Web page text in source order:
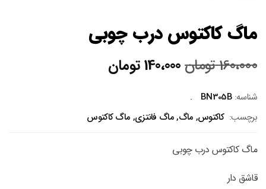
ماگ کاکتوس درب چوبی
160،000تومانقیمت
بود.
140،000 تومان
است.
شناسه:BN305B
برچسب: کاکتوس, ماگ,ماگ فانتزی, ماگ کاکتوس
ماگ کاکتوس درب چوبی
قاشق دار